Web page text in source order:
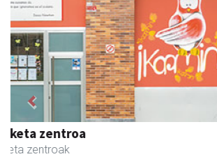
Barn trasteleku eta biltegi txikien
Urnieta - Trastelekuak
Previous